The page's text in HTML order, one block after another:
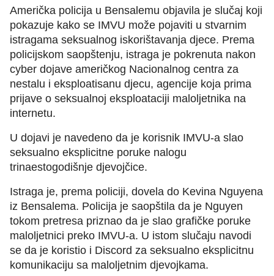
Američka policija u Bensalemu objavila je slučaj koji
pokazuje kako se IMVU može pojaviti u stvarnim
istragama seksualnog iskorištavanja djece. Prema
policijskom saopštenju, istraga je pokrenuta nakon
cyber dojave američkog Nacionalnog centra za
nestalu i eksploatisanu djecu, agencije koja prima
prijave o seksualnoj eksploataciji maloljetnika na
internetu.
U dojavi je navedeno da je korisnik IMVU-a slao
seksualno eksplicitne poruke nalogu
trinaestogodišnje djevojčice.
Istraga je, prema policiji, dovela do Kevina Nguyena
iz Bensalema. Policija je saopštila da je Nguyen
tokom pretresa priznao da je slao grafičke poruke
maloljetnici preko IMVU-a. U istom slučaju navodi
se da je koristio i Discord za seksualno eksplicitnu
komunikaciju sa maloljetnim djevojkama.